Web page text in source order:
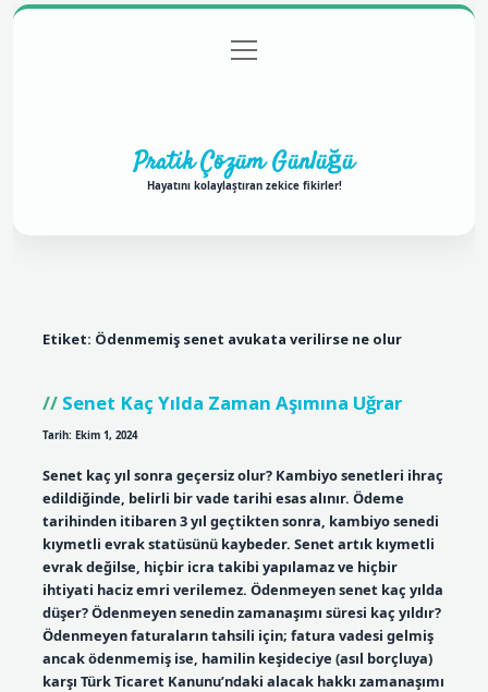
Gizlilik Politikası
menüyü
aç
Pratik Çözüm Günlüğü
Hayatını kolaylaştıran zekice fikirler!
Etiket: Ödenmemiş senet avukata verilirse ne olur
Senet Kaç Yılda Zaman Aşımına Uğrar
Tarih: Ekim 1, 2024
Senet kaç yıl sonra geçersiz olur? Kambiyo senetleri ihraç
edildiğinde, belirli bir vade tarihi esas alınır. Ödeme
tarihinden itibaren 3 yıl geçtikten sonra, kambiyo senedi
kıymetli evrak statüsünü kaybeder. Senet artık kıymetli
evrak değilse, hiçbir icra takibi yapılamaz ve hiçbir
ihtiyati haciz emri verilemez. Ödenmeyen senet kaç yılda
düşer? Ödenmeyen senedin zamanaşımı süresi kaç yıldır?
Ödenmeyen faturaların tahsili için; fatura vadesi gelmiş
ancak ödenmemiş ise, hamilin keşideciye (asıl borçluya)
karşı Türk Ticaret Kanunu’ndaki alacak hakkı zamanaşımı